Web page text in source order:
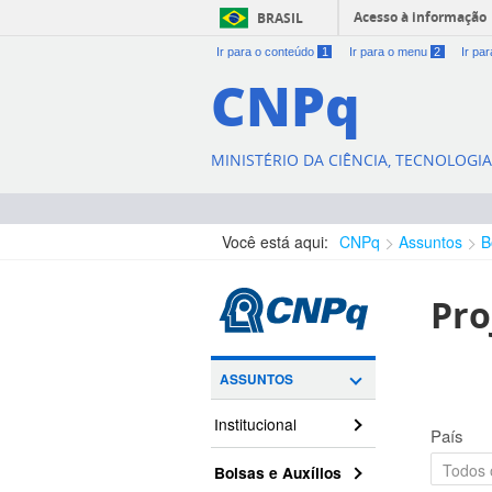
BRASIL Acesso à informação
Ir para o conteúdo 1 Ir para o menu 2 Ir
CNPq
MINISTÉRIO DA CIÊNCIA,
Você está aqui: CNPq Assuntos
ASSUNTOS
Institucional
Bolsas e Auxílios
País